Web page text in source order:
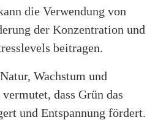
die Verwendung von
der Konzentration und
beitragen.
Wachstum und
dass Grün das
und Entspannung fördert.